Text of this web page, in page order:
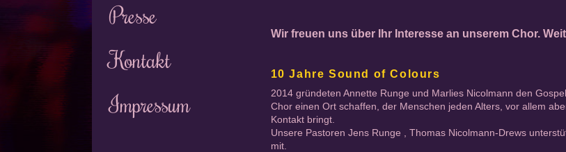
Presse
Kontakt
Impressum
Wir freuen uns über Ihr Interesse an unserem Chor.
10 Jahre Sound of Colours
2014 gründeten Annette Runge und Marlies Nicolmann den
Chor einen Ort schaffen, der Menschen jeden Alters, vor allem
Kontakt bringt.
Unsere Pastoren Jens Runge , Thomas Nicolmann-Drews
mit.